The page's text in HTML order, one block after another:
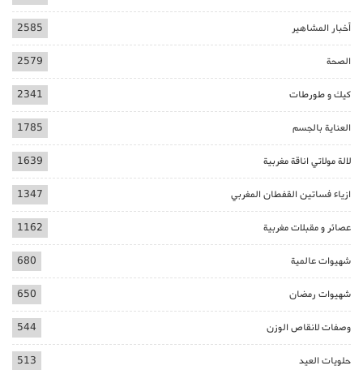
أخبار المشاهير 2585
الصحة 2579
كيك و طورطات 2341
العناية بالجسم 1785
لالة مولاتي اناقة مغربية 1639
ازياء فساتين القفطان المغربي 1347
عصائر و مقبلات مغربية 1162
شهيوات عالمية 680
شهيوات رمضان 650
وصفات لانقاص الوزن 544
حلويات العيد 513